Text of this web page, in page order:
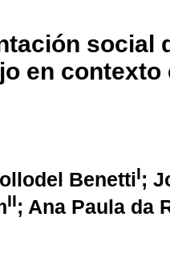
social
en contexto
BenettiI;
II; Ana Paula da